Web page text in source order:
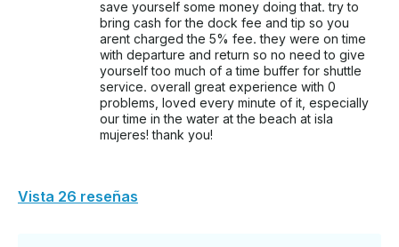
save yourself some money doing that. try to
bring cash for the dock fee and tip so you
arent charged the 5% fee. they were on time
with departure and return so no need to give
yourself too much of a time buffer for shuttle
service. overall great experience with 0
problems, loved every minute of it, especially
our time in the water at the beach at isla
mujeres! thank you!
Vista 26 reseñas